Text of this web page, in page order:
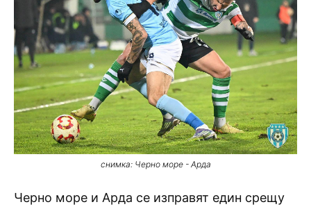
снимка: Черно море - Арда
Черно море и Арда се изправят един срещу